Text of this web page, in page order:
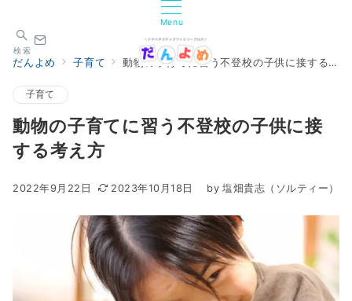
Menu
検索
だんよめ 子育て 動物の子育てに習う不登校の子供に接する考え方
子育て
動物の子育てに習う不登校の子供に接
する考え方
2022年9月22日 2023年10月18日 by 塩畑貴志（ソルティー）